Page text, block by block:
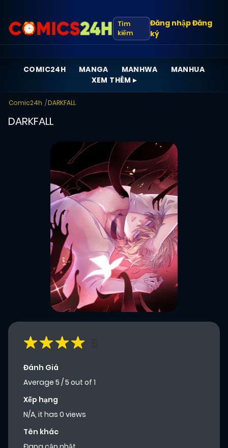
Tìm
kiếm
Đăng nhậpĐăng
ký
COMIC24H MANGA MANHWA
MANHUA
XEM THÊM ▸
Comic24h DARKFALL
DARKFALL
Đánh Giá
Average 5 /5 out of 1
Xếp hạng
N/A, it has 0 views
Tên khác